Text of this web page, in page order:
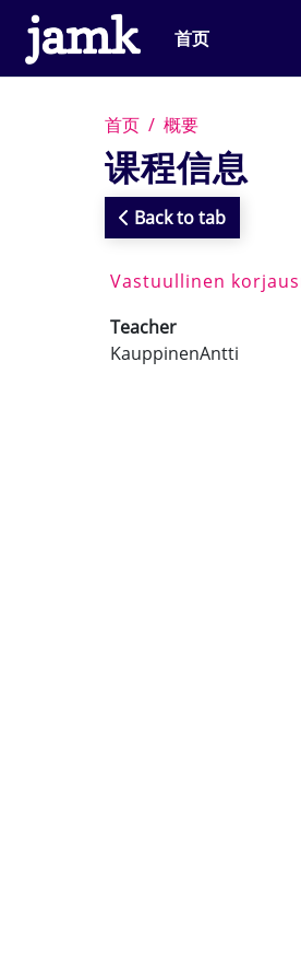
跳到主要内容
首页
首页 概要
课程信息
Back to tab
Vastuullinen
Teacher
KauppinenAntti